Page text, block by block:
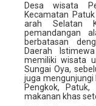
Desa wisata
Kecamatan
arah Selatan
pemandangan
berbatasan
Daerah
memiliki wisata
Sungai Oya,
juga mengunjungi
Pengkok,
makanan khas